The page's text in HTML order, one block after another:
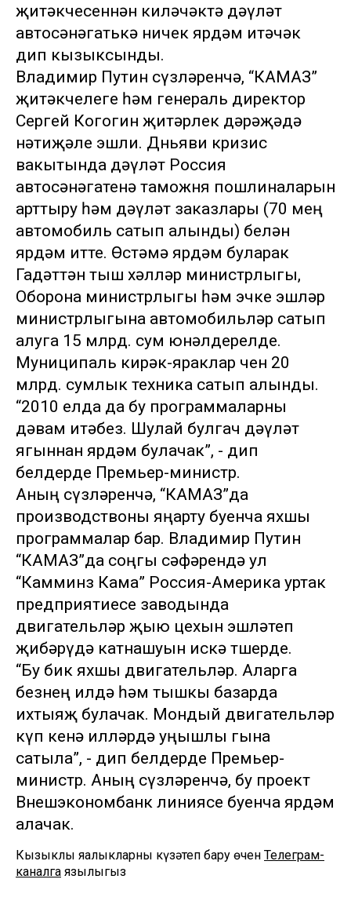
җитәкчесеннән киләчәктә дәүләт
автосәнәгатькә ничек ярдәм итәчәк
дип кызыксынды.
Владимир Путин сүзләренчә, “КАМАЗ”
җитәкчелеге һәм генераль директор
Сергей Когогин җитәрлек дәрәҗәдә
нәтиҗәле эшли. Дөньяви кризис
вакытында дәүләт Россия
автосәнәгатенә таможня пошлиналарын
арттыру һәм дәүләт заказлары (70 мең
автомобиль сатып алынды) белән
ярдәм итте. Өстәмә ярдәм буларак
Гадәттән тыш хәлләр министрлыгы,
Оборона министрлыгы һәм эчке эшләр
министрлыгына автомобильләр сатып
алуга 15 млрд. сум юнәлдерелде.
Муниципаль кирәк-яраклар өчен 20
млрд. сумлык техника сатып алынды.
“2010 елда да бу программаларны
дәвам итәбез. Шулай булгач дәүләт
ягыннан ярдәм булачак”, - дип
белдерде Премьер-министр.
Аның сүзләренчә, “КАМАЗ”да
производствоны яңарту буенча яхшы
программалар бар. Владимир Путин
“КАМАЗ”да соңгы сәфәрендә ул
“Камминз Кама” Россия-Америка уртак
предприятиесе заводында
двигательләр җыю цехын эшләтеп
җибәрүдә катнашуын искә төшерде.
“Бу бик яхшы двигательләр. Аларга
безнең илдә һәм тышкы базарда
ихтыяҗ булачак. Мондый двигательләр
күп кенә илләрдә уңышлы гына
сатыла”, - дип белдерде Премьер-
министр. Аның сүзләренчә, бу проект
Внешэкономбанк линиясе буенча ярдәм
алачак.
Кызыклы яңалыкларны күзәтеп бару өчен Телеграм-
каналга язылыгыз